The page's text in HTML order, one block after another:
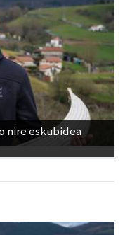
nire eskubidea